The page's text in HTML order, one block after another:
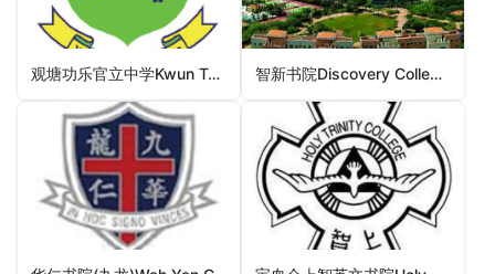
观塘功乐官立中学Kwun Tong Kung Lok Government Secondary School（观塘区中学） 智新书院Discovery College（离岛区中学）